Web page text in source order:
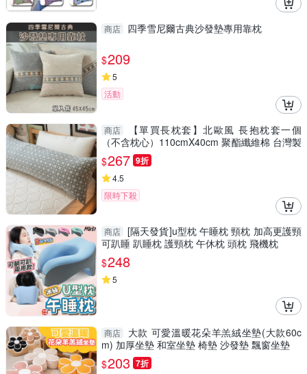
商店 四季雪尼爾古典沙發墊專用靠枕
$209
5
活動
商店
【單買長枕套】北歐風 長抱枕套一個
（不含枕心）110cmX40cm 聚酯纖維棉 台灣製
＊不含長枕心＊
$267 9折
4.5
限時下殺
商店 [隔天發貨]u型枕 午睡枕 頸枕 加高更護頸
可趴睡 趴睡枕 護頸枕 午休枕 頭枕 飛機枕
$248
5
商店
大款 可愛溫暖花朵羊羔絨坐墊(大款60c
m) 加厚坐墊 和室坐墊 椅墊 沙發墊 飄窗坐墊
$203 7折